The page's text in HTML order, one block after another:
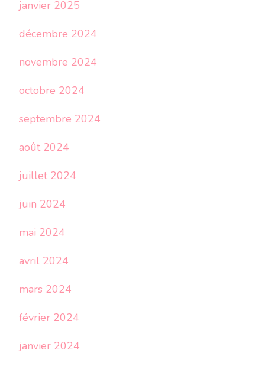
janvier 2025
décembre 2024
novembre 2024
octobre 2024
septembre 2024
août 2024
juillet 2024
juin 2024
mai 2024
avril 2024
mars 2024
février 2024
janvier 2024